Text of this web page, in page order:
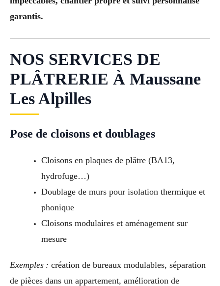
garantis.
NOS SERVICES DE
PLÂTRERIE À Maussane
Les Alpilles
Pose de cloisons et doublages
Cloisons en plaques de plâtre (BA13,
hydrofuge…)
Doublage de murs pour isolation thermique et
phonique
Cloisons modulaires et aménagement sur
mesure
Exemples : création de bureaux modulables, séparation
de pièces dans un appartement, amélioration de